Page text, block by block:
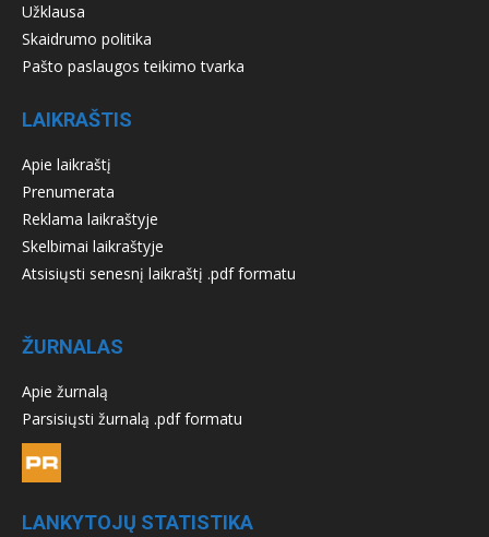
Užklausa
Skaidrumo politika
Pašto paslaugos teikimo tvarka
LAIKRAŠTIS
Apie laikraštį
Prenumerata
Reklama laikraštyje
Skelbimai laikraštyje
Atsisiųsti senesnį laikraštį .pdf formatu
ŽURNALAS
Apie žurnalą
Parsisiųsti žurnalą .pdf formatu
LANKYTOJŲ STATISTIKA